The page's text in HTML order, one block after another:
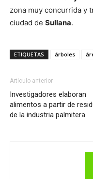
zona muy concurrida y
ciudad de Sullana.
ETIQUETAS árboles
Artículo anterior
Investigadores elaboran
alimentos a partir de
de la industria palmitera